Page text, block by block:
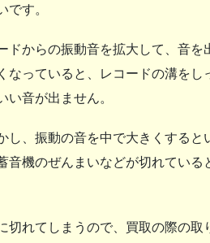
です。
ドからの振動音を拡大して、音を
なっていると、レコードの溝をし
い音が出ません。
し、振動の音を中で大きくすると
音機のぜんまいなどが切れている
切れてしまうので、買取の際の取